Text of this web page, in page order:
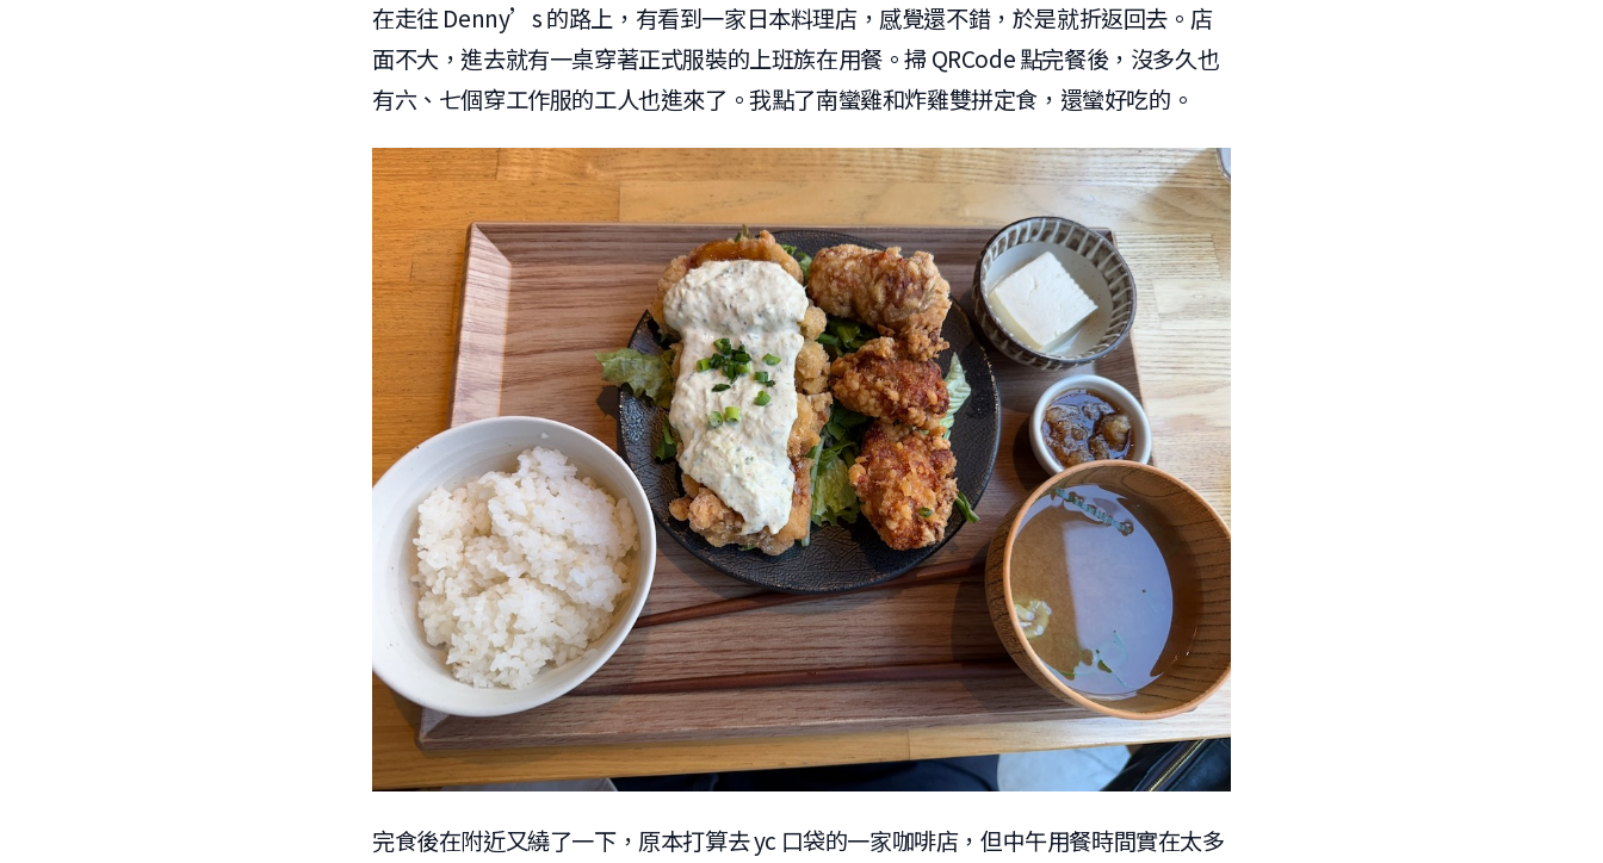
在走往 Denny’s 的路上，有看到一家日本料理店，感覺還不錯，於是就折返回去。店
面不大，進去就有一桌穿著正式服裝的上班族在用餐。掃 QRCode 點完餐後，沒多久也
有六、七個穿工作服的工人也進來了。我點了南蠻雞和炸雞雙拼定食，還蠻好吃的。
完食後在附近又繞了一下，原本打算去 yc 口袋的一家咖啡店，但中午用餐時間實在太多